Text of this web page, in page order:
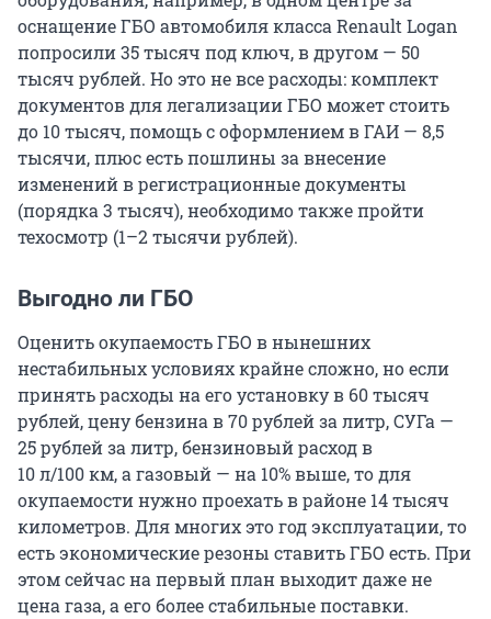
оснащение ГБО автомобиля класса Renault Logan
попросили 35 тысяч под ключ, в другом — 50
тысяч рублей. Но это не все расходы: комплект
документов для легализации ГБО может стоить
до 10 тысяч, помощь с оформлением в ГАИ — 8,5
тысячи, плюс есть пошлины за внесение
изменений в регистрационные документы
(порядка 3 тысяч), необходимо также пройти
техосмотр (1–2 тысячи рублей).
Выгодно ли ГБО
Оценить окупаемость ГБО в нынешних
нестабильных условиях крайне сложно, но если
принять расходы на его установку в 60 тысяч
рублей, цену бензина в 70 рублей за литр, СУГа —
25 рублей за литр, бензиновый расход в
10 л/100 км, а газовый — на 10% выше, то для
окупаемости нужно проехать в районе 14 тысяч
километров. Для многих это год эксплуатации, то
есть экономические резоны ставить ГБО есть. При
этом сейчас на первый план выходит даже не
цена газа, а его более стабильные поставки.